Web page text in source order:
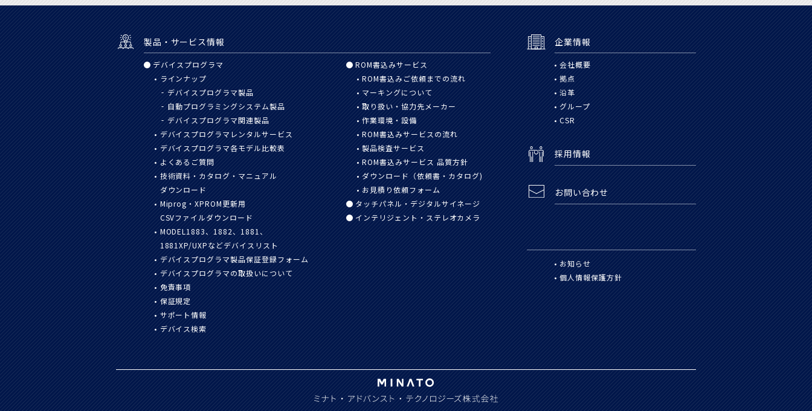
製品・サービス情報
デバイスプログラマ
ラインナップ
デバイスプログラマ製品
自動プログラミングシステム製品
デバイスプログラマ関連製品
デバイスプログラマレンタルサービス
デバイスプログラマ各モデル比較表
よくあるご質問
技術資料・カタログ・マニュアル
ダウンロード
Miprog・XPROM更新用
CSVファイルダウンロード
MODEL1883、1882、1881、
1881XP/UXPなどデバイスリスト
デバイスプログラマ製品保証登録フォーム
デバイスプログラマの取扱いに ついて
免責事項
保証規定
サポート情報
デバイス検索
ROM書込みサービス
ROM書込みご依頼までの流れ
マーキングについて
取り扱い・協力先メーカー
作業環境・設備
ROM書込みサービスの流れ
製品検査サービス
ROM書込みサービス 品質方針
ダウンロード（依頼書・カタログ)
お見積り依頼フォーム
タッチパネル・デジタルサイネージ
インテリジェント・ステレオカメラ
企業情報
会社概要
拠点
沿革
グループ
CSR
採用情報
お問い合わせ
お知らせ
個人情報保護方針